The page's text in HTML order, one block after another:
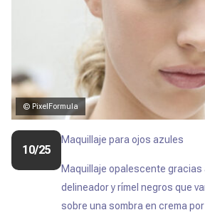
© PixelFormula
10/25
Maquillaje para ojos azules
Maquillaje opalescente gracias
delineador y rímel negros que
sobre una sombra en crema